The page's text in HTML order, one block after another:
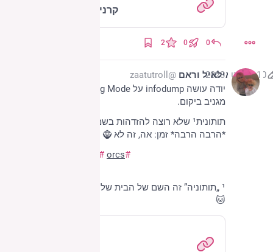
קרנית פלוג – ויקיפדיה
0
0
2
10 בספט׳ 2023 אילאיל וראם @zaatutroll
מגניב ביקום.
*הרבה הרבה* זמן: אה, זה לא Orc Mode?! 🧌
# #
orcs
🐱